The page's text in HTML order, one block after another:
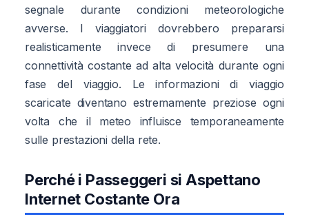
segnale durante condizioni meteorologiche
avverse. I viaggiatori dovrebbero prepararsi
realisticamente invece di presumere una
connettività costante ad alta velocità durante ogni
fase del viaggio. Le informazioni di viaggio
scaricate diventano estremamente preziose ogni
volta che il meteo influisce temporaneamente
sulle prestazioni della rete.
Perché i Passeggeri si Aspettano
Internet Costante Ora